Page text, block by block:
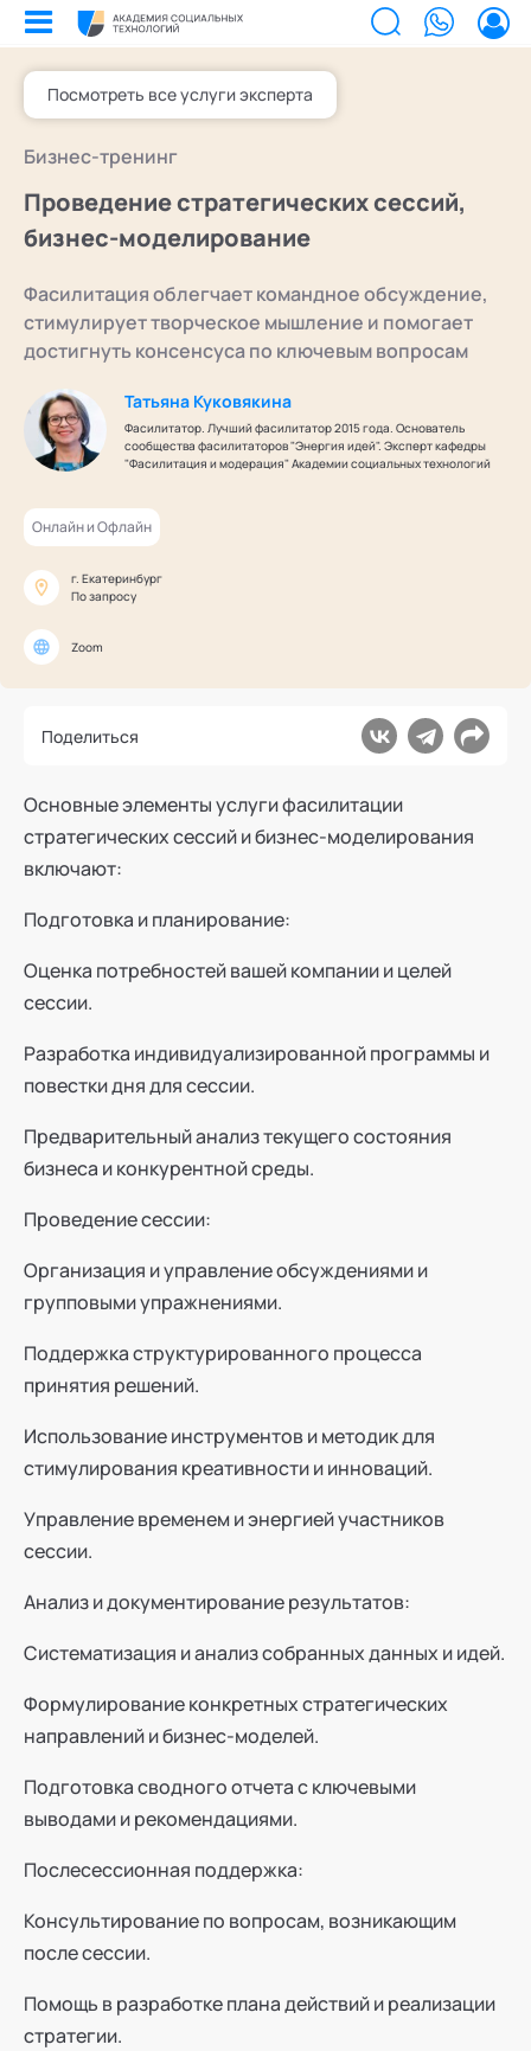
Посмотреть все услуги эксперта
Бизнес-тренинг
Проведение стратегических сессий,
бизнес-моделирование
Фасилитация облегчает командное обсуждение,
стимулирует творческое мышление и помогает
достигнуть консенсуса по ключевым вопросам
Татьяна Куковякина
Фасилитатор. Лучший фасилитатор 2015 года. Основатель
сообщества фасилитаторов "Энергия идей". Эксперт кафедры
"Фасилитация и модерация" Академии социальных технологий
Онлайн и Офлайн
г. Екатеринбург
По запросу
Zoom
Поделиться
Основные элементы услуги фасилитации
стратегических сессий и бизнес-моделирования
включают:
Подготовка и планирование:
Оценка потребностей вашей компании и целей
сессии.
Разработка индивидуализированной программы и
повестки дня для сессии.
Предварительный анализ текущего состояния
бизнеса и конкурентной среды.
Проведение сессии:
Организация и управление обсуждениями и
групповыми упражнениями.
Поддержка структурированного процесса
принятия решений.
Использование инструментов и методик для
стимулирования креативности и инноваций.
Управление временем и энергией участников
сессии.
Анализ и документирование результатов:
Систематизация и анализ собранных данных и идей.
Формулирование конкретных стратегических
направлений и бизнес-моделей.
Подготовка сводного отчета с ключевыми
выводами и рекомендациями.
Послесессионная поддержка:
Консультирование по вопросам, возникающим
после сессии.
Помощь в разработке плана действий и реализации
стратегии.
Образование
Лента
Найти эксперта
Об Академии
Профессионалам
Приобретенные билеты на мероприятия
Сертификаты, подтверждающие участие в мероприятиях и экспертном
Программы обучения
В этом разделе отображаются программы, на которые вы зачисляетесь/
уже зачислены в качестве слушателя
Заказы услуг
Ваши заказы на услуги Экспертов Академии
Основное
Добавить фото, изменить контактные данные
Настройка двухфакторной аутентификации
Поддержка